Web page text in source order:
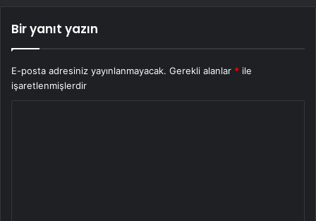
Bir yanıt yazın
E-posta adresiniz yayınlanmayacak. Gerekli alanlar * ile
işaretlenmişlerdir